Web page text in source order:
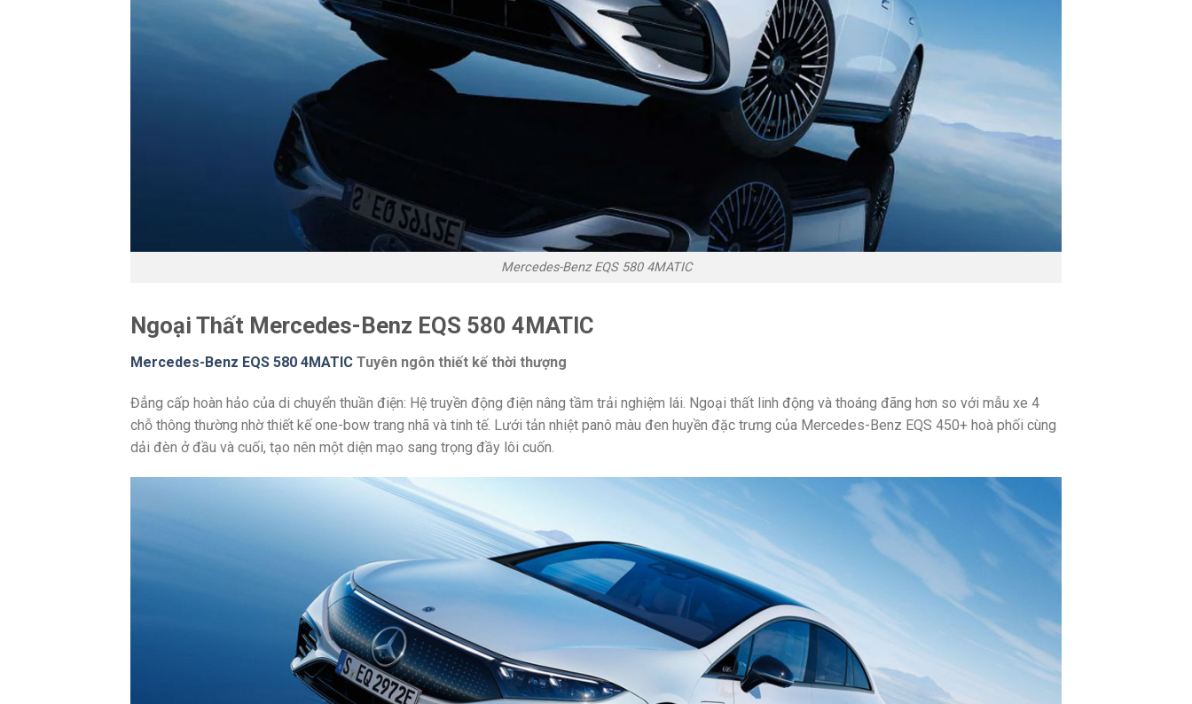
Mercedes-Benz EQS 580 4MATIC
Ngoại Thất Mercedes-Benz EQS 580 4MATIC
Mercedes-Benz EQS 580 4MATIC Tuyên ngôn thiết kế thời thượng
Đẳng cấp hoàn hảo của di chuyển thuần điện: Hệ truyền động điện nâng tầm trải nghiệm lái. Ngoại thất linh động và thoáng đãng hơn so với mẫu xe 4
chỗ thông thường nhờ thiết kế one-bow trang nhã và tinh tế. Lưới tản nhiệt panô màu đen huyền đặc trưng của Mercedes-Benz EQS 450+ hoà phối cùng
dải đèn ở đầu và cuối, tạo nên một diện mạo sang trọng đầy lôi cuốn.